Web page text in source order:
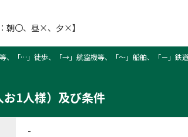
：朝〇、昼×、夕×】
等、「…」徒歩、「→」航空機等、「〜」船舶、「－」鉄
1人様）及び条件
-